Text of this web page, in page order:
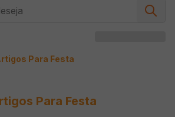
Para Festa
Para Festa